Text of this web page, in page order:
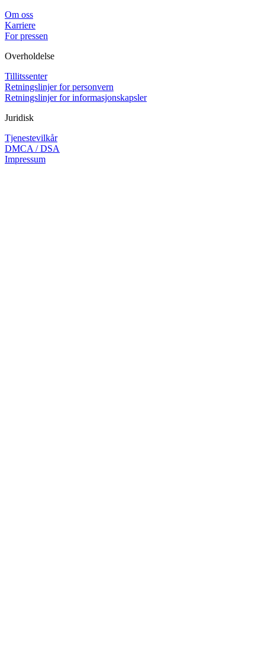
Om oss
Karriere
For pressen
Overholdelse
Tillitssenter
Retningslinjer for personvern
Retningslinjer for informasjonskapsler
Juridisk
Tjenestevilkår
DMCA / DSA
Impressum